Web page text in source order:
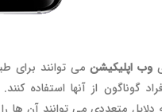
وب اپلیکیشنمی توانند برای
گوناگون از آنها استفاده